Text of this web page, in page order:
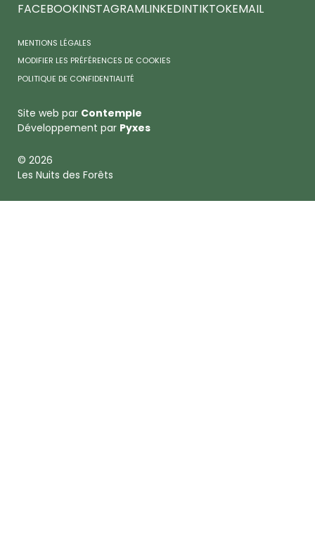
FACEBOOKINSTAGRAMLINKEDINTIKTOKEMAIL
MENTIONS LÉGALES
MODIFIER LES PRÉFÉRENCES DE COOKIES
POLITIQUE DE CONFIDENTIALITÉ
Site web par Contemple
Développement par Pyxes
© 2026
Les Nuits des Forêts